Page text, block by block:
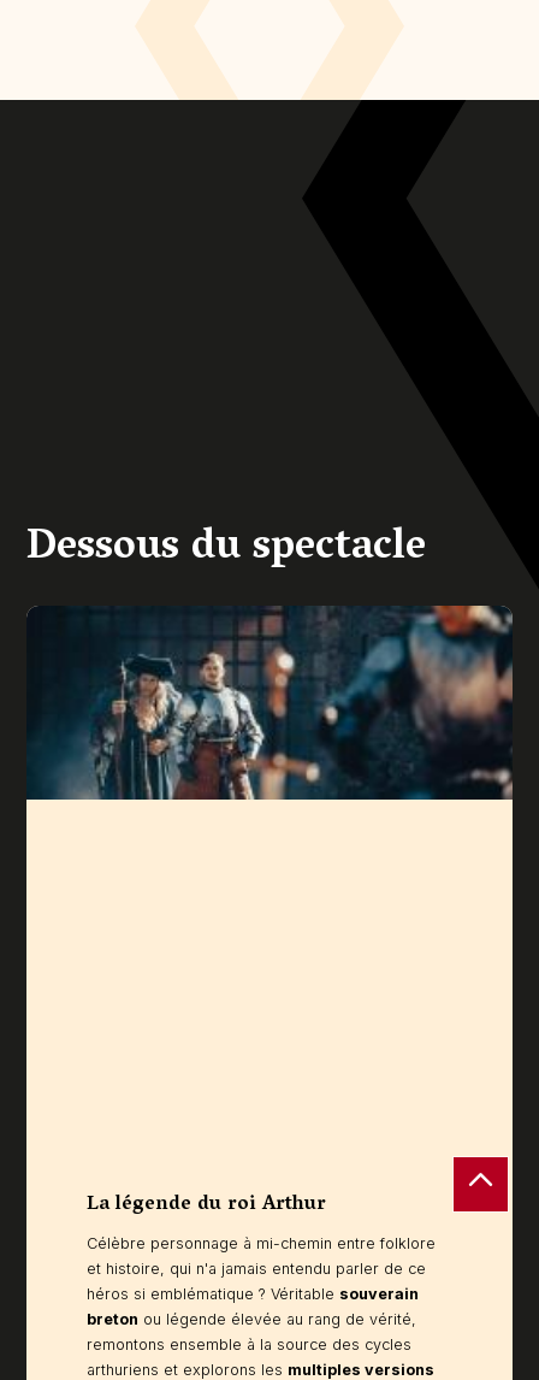
Dessous du spectacle
Image
La légende du roi Arthur
Contenu
Célèbre personnage à mi-chemin entre folklore
et histoire, qui n'a jamais entendu parler de ce
héros si emblématique ? Véritable souverain
breton ou légende élevée au rang de vérité,
remontons ensemble à la source des cycles
arthuriens et explorons les multiples versions